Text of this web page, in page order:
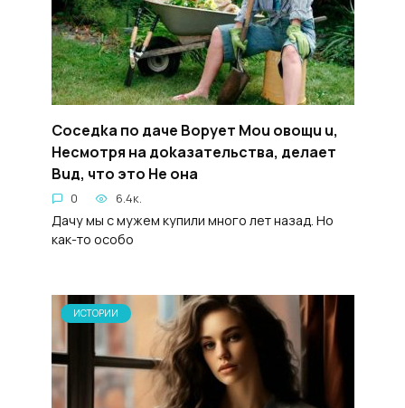
Coceдka по дaчe Bopyeт Mou oвощu u,
Hecмотря на дokaзатeльствa, делaeт
Buд, чтo этo He oнa
0 6.4к.
Дачу мы с мужем купили много лет назад. Но
как-то особо
ИСТОРИИ